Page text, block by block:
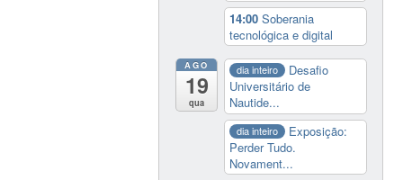
14:00Soberania
tecnológica e digital
AGO
19
qua
dia inteiro
Desafio
Universitário de
Nautide...
dia inteiro
Exposição:
Perder Tudo.
Novament...